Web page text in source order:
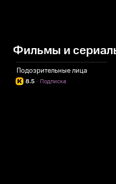
Фильмы и
Подозрительные лица
8.5 Подписка
·